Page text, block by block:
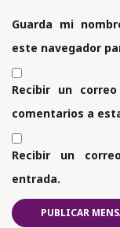
Guarda mi
este navegador
Recibir un
comentarios a
Recibir un
entrada.